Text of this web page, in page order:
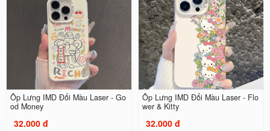
Ốp Lưng IMD Đổi Màu Laser - Go
od Money
32.000 đ
Ốp Lưng IMD Đổi Màu Laser - Flo
wer & Kitty
32.000 đ